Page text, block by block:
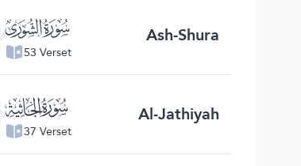
ﯗ
53 Verset
Ash-Shura
ﯚ
37 Verset
Al-Jathiyah